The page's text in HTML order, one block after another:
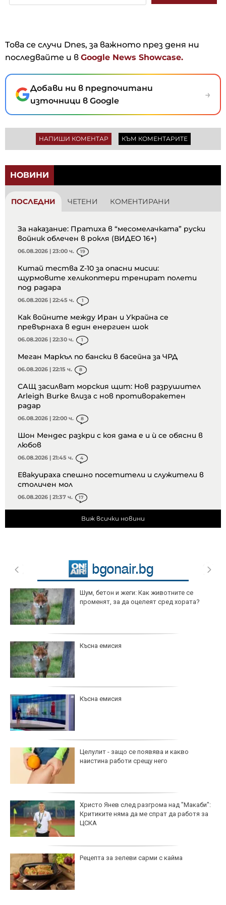
Това се случи Dnes, за важното през деня ни
последвайте и в Google News Showcase.
Добави ни в предпочитани
източници в Google
→
НАПИШИ КОМЕНТАР КЪМ КОМЕНТАРИТЕ
НОВИНИ
ПОСЛЕДНИ ЧЕТЕНИ КОМЕНТИРАНИ
За наказание: Пратиха в “месомелачката” руски
войник облечен в рокля (ВИДЕО 16+)
06.08.2026 | 23:00 ч. 19
Китай тества Z-10 за опасни мисии:
щурмовите хеликоптери тренират полети
под радара
06.08.2026 | 22:45 ч. 1
Как войните между Иран и Украйна се
превърнаха в един енергиен шок
06.08.2026 | 22:30 ч. 1
Меган Маркъл по бански в басейна за ЧРД
06.08.2026 | 22:15 ч. 8
САЩ засилват морския щит: Нов разрушител
Arleigh Burke влиза с нов противоракетен
радар
06.08.2026 | 22:00 ч. 8
Шон Мендес разкри с коя дама е и ѝ се обясни в
любов
06.08.2026 | 21:45 ч. 4
Евакуираха спешно посетители и служители в
столичен мол
06.08.2026 | 21:37 ч. 17
Виж всички новини
Шум, бетон и жеги: Как животните се
променят, за да оцелеят сред хората?
Късна емисия
Късна емисия
Целулит - защо се появява и какво
наистина работи срещу него
Христо Янев след разгрома над "Макаби":
Критиките няма да ме спрат да работя за
ЦСКА
Рецепта за зелеви сарми с кайма